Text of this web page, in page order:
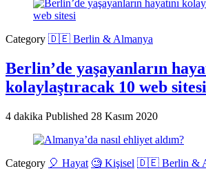
Category 🇩🇪 Berlin & Almanya
Berlin’de yaşayanların
kolaylaştıracak 10 web sitesi
4 dakika Published 28 Kasım 2020
Category 🎈 Hayat 🧐 Kişisel 🇩🇪 Berlin &